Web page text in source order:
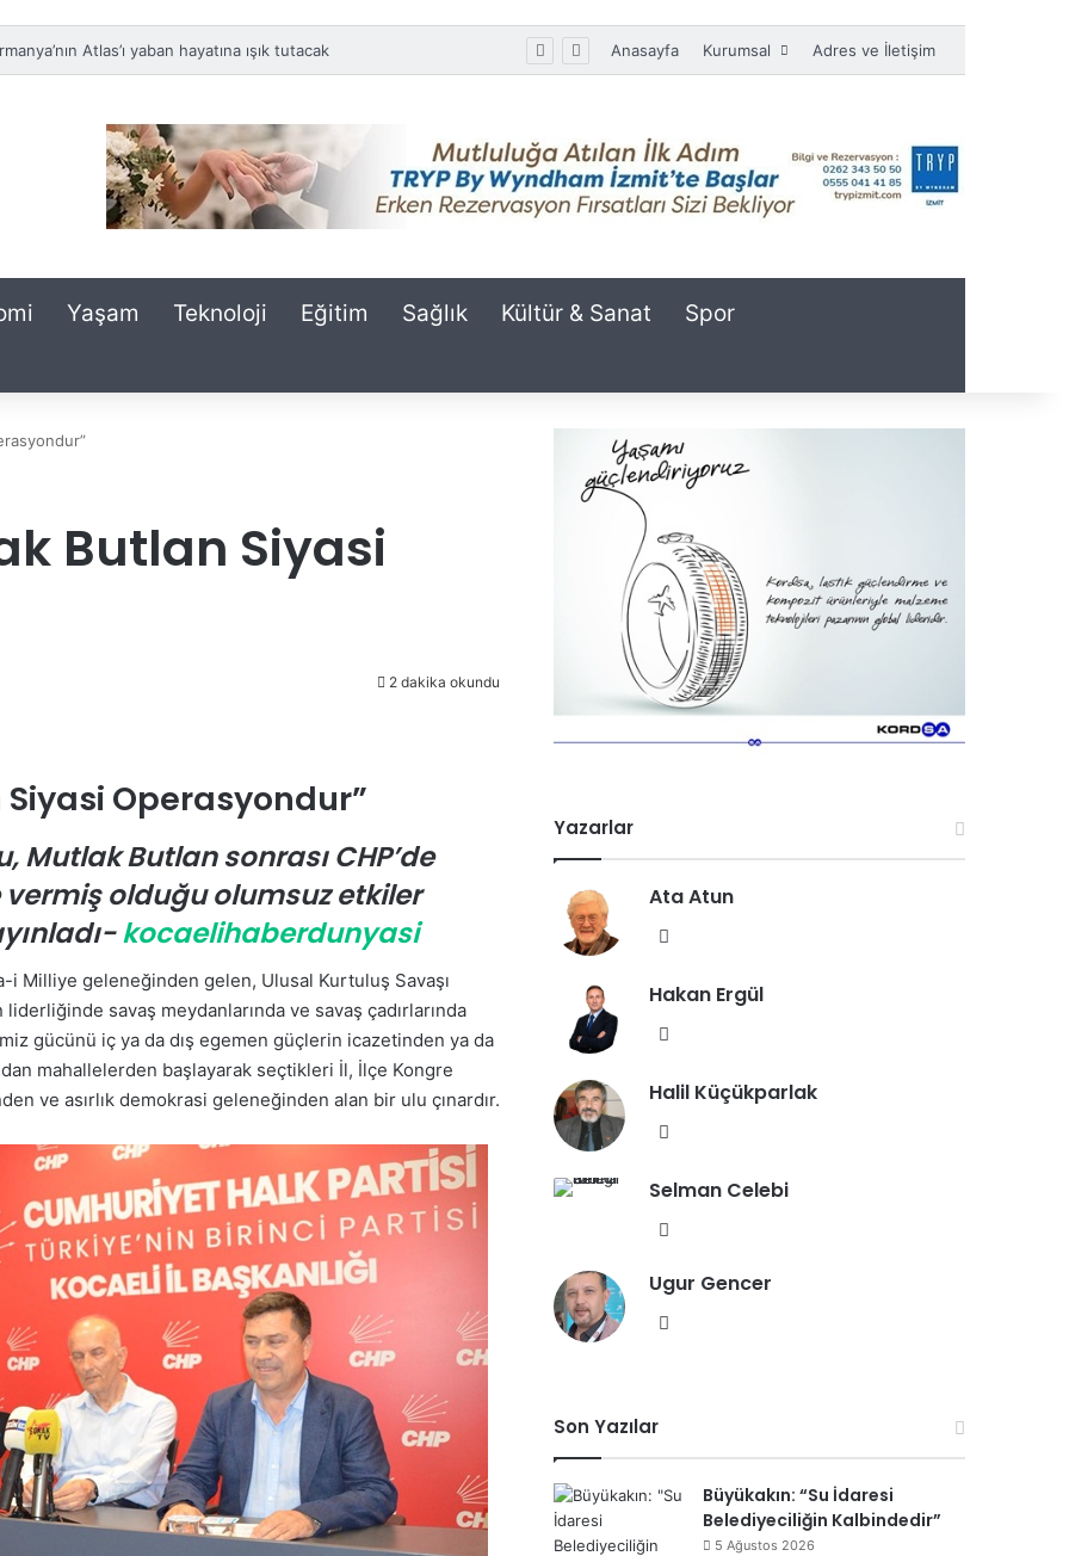
gururu Kocaelispor meydana iniyor Anasayfa Kurumsal Adres ve İletişim
Yaşam Teknoloji Eğitim Sağlık Kültür & Sanat Spor
Butlan Siyasi
2 dakika okundu
Operasyondur”
Mutlak Butlan sonrası CHP’de
olduğu olumsuz etkiler
kocaelihaberdunyasi
Milliye geleneğinden gelen, Ulusal Kurtuluş Savaşı
savaş meydanlarında ve savaş çadırlarında
gücünü iç ya da dış egemen güçlerin icazetinden ya da
mahallelerden başlayarak seçtikleri İl, İlçe Kongre
ve asırlık demokrasi geleneğinden alan bir ulu çınardır.
Yazarlar
Ata Atun
sit
Hakan Ergül
sit
Halil Küçükparlak
sit
Selman Celebi
sit
Ugur Gencer
Son Yazılar
Büyükakın: “Su İdaresi
Belediyeciliğin Kalbindedir”
5 Ağustos 2026